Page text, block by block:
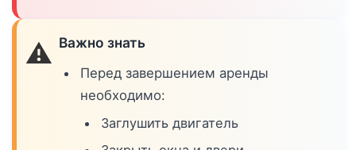
⚠️ Важно знать
Перед завершением аренды
необходимо:
Заглушить двигатель